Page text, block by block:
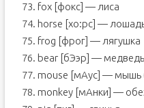
73. fox [фокс] — лиса
74. horse [хо:рс] —
75. frog [фрог] — лягушка
76. bear [бЭэр] — медведь
77. mouse [мАус] — мышь
78. monkey [мАнки] —